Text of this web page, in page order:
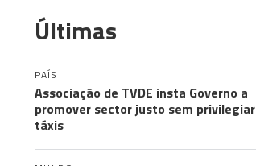
Últimas
PAÍS
Associação de TVDE insta Governo a
promover sector justo sem privilegiar
táxis